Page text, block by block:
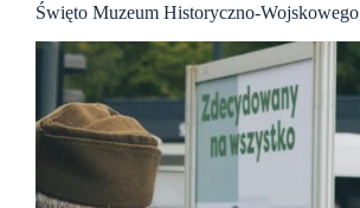
Święto Muzeum Historyczno-Wojskowego